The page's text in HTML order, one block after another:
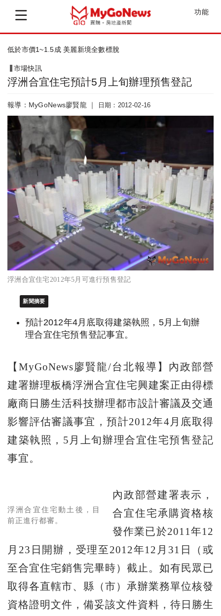
功能
低於市價1~1.5成 美麗新境全數標脫
市場快訊
浮洲合宜住宅預計5月上旬辦理預售登記
報導：MyGoNews廖賢龍 ｜ 日期：2012-02-16
浮洲合宜住宅2012年5月可進行預售登記
新聞摘要
預計2012年4月底取得建築執照，5月上旬辦
理合宜住宅預售登記事宜。
【MyGoNews廖賢龍/台北報導】內政部營
建署辦理板橋浮洲合宜住宅興建案正由得標
廠商日勝生活科技辦理都市設計審議及交通
影響評估審議事宜，預計2012年4月底取得
建築執照，5月上旬辦理合宜住宅預售登記
事宜。
浮洲合宜住宅動土後，目
前正進行都審。
內政部營建署表示，
合宜住宅承購資格核
發作業已於2011年12
月23日開辦，受理至2012年12月31日（或
至合宜住宅銷售完畢時）截止。如有民眾已
取得各直轄市、縣（市）承辦業務單位核發
資格證明文件，備妥該文件資料，待日勝生